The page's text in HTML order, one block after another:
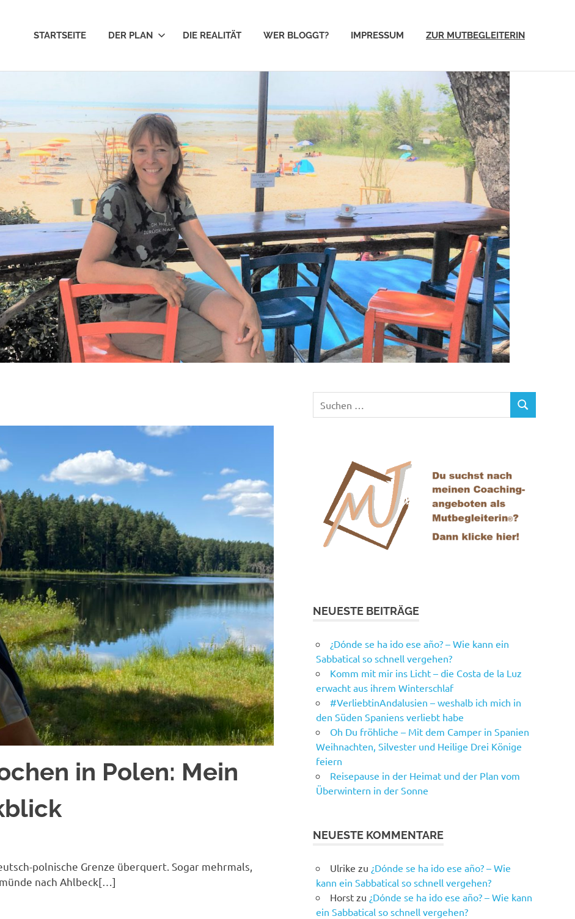
STARTSEITE DER PLAN DIE REALITÄT WER BLOGGT? IMPRESSUM ZUR MUTBEGLEITERIN
in Polen: Mein
polnische Grenze überquert. Sogar mehrmals,
nach Ahlbeck[…]
nach:
SUCHEN
NEUESTE BEITRÄGE
¿Dónde se ha ido ese año? – Wie kann ein
Sabbatical so schnell vergehen?
Komm mit mir ins Licht – die Costa de la Luz
erwacht aus ihrem Winterschlaf
#VerliebtinAndalusien – weshalb ich mich in
den Süden Spaniens verliebt habe
Oh Du fröhliche – Mit dem Camper in Spanien
Weihnachten, Silvester und Heilige Drei Könige
feiern
Reisepause in der Heimat und der Plan vom
Überwintern in der Sonne
NEUESTE KOMMENTARE
Ulrike zu ¿Dónde se ha ido ese año? – Wie
kann ein Sabbatical so schnell vergehen?
Horst zu ¿Dónde se ha ido ese año? – Wie kann
ein Sabbatical so schnell vergehen?